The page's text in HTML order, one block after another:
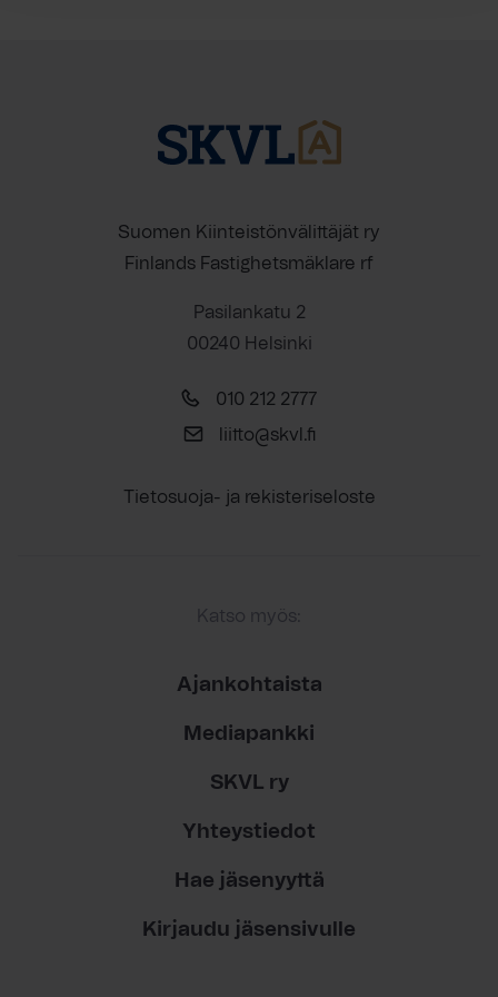
Suomen Kiinteistönvälittäjät ry
Finlands Fastighetsmäklare rf
Pasilankatu 2
00240 Helsinki
010 212 2777
liitto@skvl.fi
Tietosuoja- ja rekisteriseloste
Katso myös:
Ajankohtaista
Mediapankki
SKVL ry
Yhteystiedot
Hae jäsenyyttä
Kirjaudu jäsensivulle